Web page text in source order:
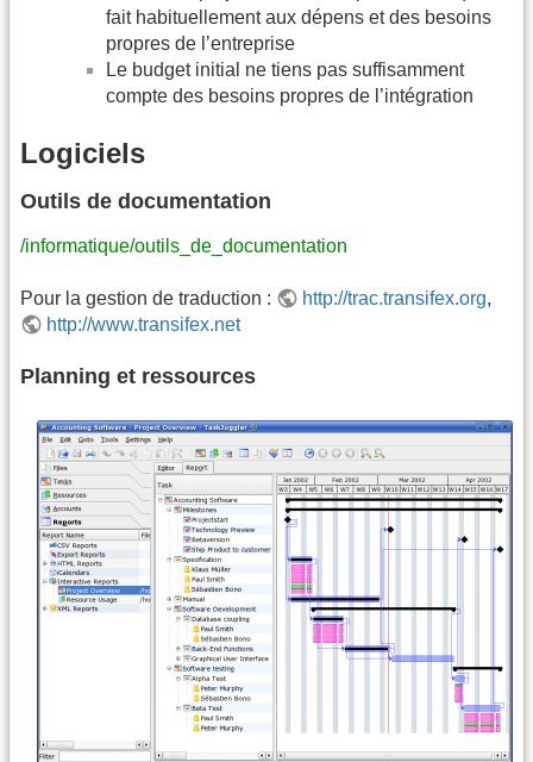
fait habituellement aux dépens et des besoins
propres de l’entreprise
Le budget initial ne tiens pas suffisamment
compte des besoins propres de l’intégration
Logiciels
Outils de documentation
/informatique/outils_de_documentation
Pour la gestion de traduction : http://trac.transifex.org,
http://www.transifex.net
Planning et ressources